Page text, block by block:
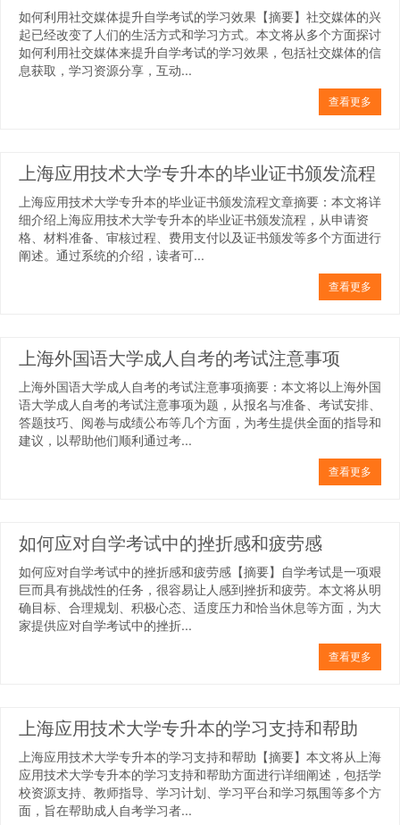
如何利用社交媒体提升自学考试的学习效果【摘要】社交媒体的兴
起已经改变了人们的生活方式和学习方式。本文将从多个方面探讨
如何利用社交媒体来提升自学考试的学习效果，包括社交媒体的信
息获取，学习资源分享，互动...
查看更多
上海应用技术大学专升本的毕业证书颁发流程
上海应用技术大学专升本的毕业证书颁发流程文章摘要：本文将详
细介绍上海应用技术大学专升本的毕业证书颁发流程，从申请资
格、材料准备、审核过程、费用支付以及证书颁发等多个方面进行
阐述。通过系统的介绍，读者可...
查看更多
上海外国语大学成人自考的考试注意事项
上海外国语大学成人自考的考试注意事项摘要：本文将以上海外国
语大学成人自考的考试注意事项为题，从报名与准备、考试安排、
答题技巧、阅卷与成绩公布等几个方面，为考生提供全面的指导和
建议，以帮助他们顺利通过考...
查看更多
如何应对自学考试中的挫折感和疲劳感
如何应对自学考试中的挫折感和疲劳感【摘要】自学考试是一项艰
巨而具有挑战性的任务，很容易让人感到挫折和疲劳。本文将从明
确目标、合理规划、积极心态、适度压力和恰当休息等方面，为大
家提供应对自学考试中的挫折...
查看更多
上海应用技术大学专升本的学习支持和帮助
上海应用技术大学专升本的学习支持和帮助【摘要】本文将从上海
应用技术大学专升本的学习支持和帮助方面进行详细阐述，包括学
校资源支持、教师指导、学习计划、学习平台和学习氛围等多个方
面，旨在帮助成人自考学习者...